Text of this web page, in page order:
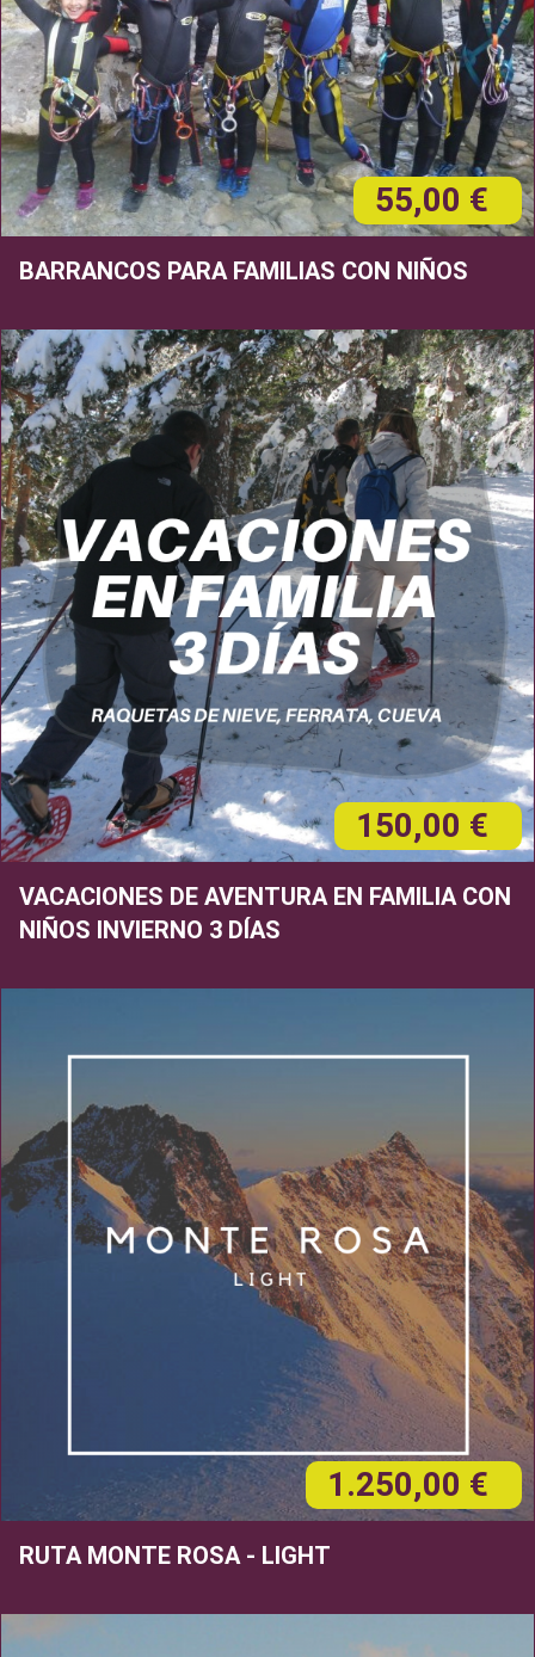
55,00 €
BARRANCOS PARA FAMILIAS CON NIÑOS
150,00 €
VACACIONES DE AVENTURA EN FAMILIA CON
NIÑOS INVIERNO 3 DÍAS
1.250,00 €
RUTA MONTE ROSA - LIGHT